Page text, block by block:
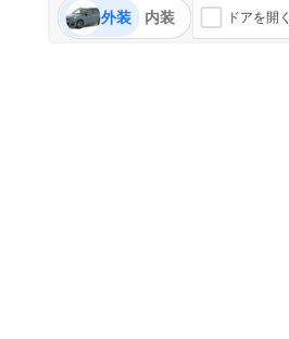
外装 内装 ドアを開く